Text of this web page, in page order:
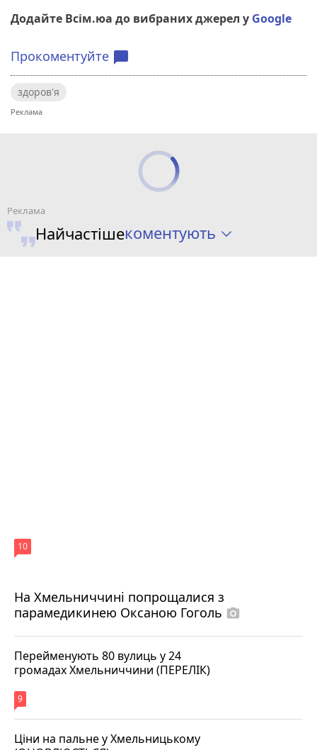
Додайте Всім.юа до вибраних джерел у Google
Прокоментуйте chat_bubble
здоров'я
Найчастішекоментують
На Хмельниччині попрощалися з
парамедикинею Оксаною Гоголь photo_camera
10
Перейменують 80 вулиць у 24
громадах Хмельниччини (ПЕРЕЛІК)
9
Ціни на пальне у Хмельницькому